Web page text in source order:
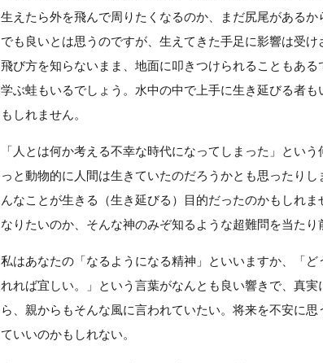
生えたら外を飛んで周りたくなるのか、まだ尻尾がある
でも良いとは思うのですが、生えてきた手足に影響は受
飛び方を知らないまま、地面に叩きつけられることもあ
学ぶ蛙もいるでしょう。水中の中で上手に生き延びる者
もしれません。
「人とは何か考える不幸な時代になってしまった」とい
っと動物的に人間は生きていたのだろうかとも思ったり
んなことが生きる（生き延びる）目的だったのかもしれ
なりたいのか、そんな神のみぞ知るような超難問を当たり
私はあなたの「なるようになる精神」といいますか、「
れれば宜しい。」という言葉がなんとも良い響きで、真
ら、親からもそんな風に言われていたい。将来を不安に
ていいのかもしれない。